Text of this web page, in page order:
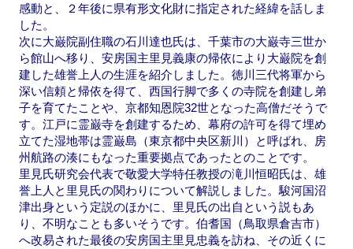
感動と、２年後に県有形文化財に指定された経緯を話しま
した。
次に大巌院副住職の石川達也氏は、千葉市の大巌寺三世か
ら館山へ移り、安房国主里見義康の帰依により大巌院を創
建した雄誉上人の生涯を紹介しました。徳川三代将軍から
深い信頼と帰依を得て、西国行脚で多くの寺院を創建し弟
子を育てたことや、京都知恩院32世となった高僧だそうで
す。江戸に霊巌寺を創建するため、幕府の許可を得て埋め
立てた湿地帯は霊巌島（東京都中央区新川）と呼ばれ、房
州航路の湊にもなった重要拠点であったとのことです。
里見氏研究会代表で敬愛大学特任教授の滝川恒昭氏は、雄
誉上人と里見氏の関わりについて解説しました。駿河国沼
津出身という定説のほかに、里見氏の出自という説もあ
り、不明なことも多いそうです。伯耆国（鳥取県倉吉市）
へ改易された最後の安房国主里見忠義を訪ね、その近くに